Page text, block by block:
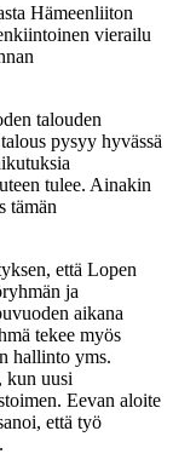
Hämeenliiton
vierailu
talouden
pysyy hyvässä
tulee. Ainakin
tämän
että Lopen
ja
aikana
tekee myös
hallinto yms.
kun uusi
Eevan aloite
että työ